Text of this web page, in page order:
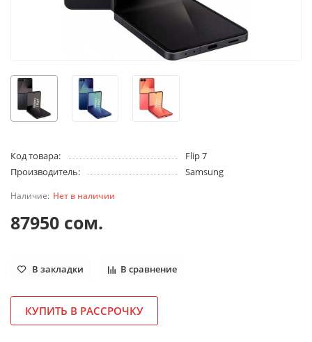
Код товара:
Flip 7
Производитель:
Samsung
Нет в наличии
87950 сом.
В закладки В сравнение
КУПИТЬ В РАССРОЧКУ